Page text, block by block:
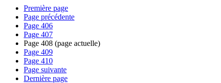
Première page
Page précédente
Page 406
Page 407
Page 408 (page actuelle)
Page 409
Page 410
Page suivante
Dernière page